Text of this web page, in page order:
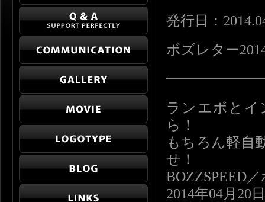
発行日：
ボズレター
ランエボとイ
ら！
もちろん軽自
せ！
BOZZSPEED
2014年04月20